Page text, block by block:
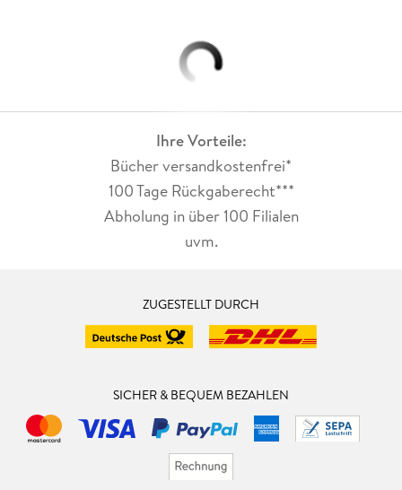
Ihre Vorteile:
Bücher versandkostenfrei*
100 Tage Rückgaberecht***
Abholung in über 100 Filialen
uvm.
ZUGESTELLT DURCH
SICHER & BEQUEM BEZAHLEN